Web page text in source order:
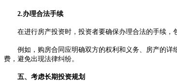
2.办理合法手续
在进行房产投资时，投资者要确保办理合法的手续，包
例如，购房合同应明确双方的权利和义务、房产的详
费，避免出现法律纠纷。
五、考虑长期投资规划